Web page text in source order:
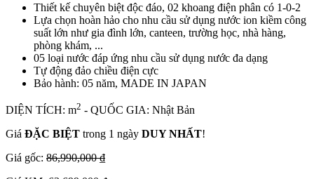
Thiết kế chuyên biệt độc đáo, 02 khoang điện phân có 1-0-2
Lựa chọn hoàn hảo cho nhu cầu sử dụng nước ion kiềm công
suất lớn như gia đình lớn, canteen, trường học, nhà hàng,
phòng khám, ...
05 loại nước đáp ứng nhu cầu sử dụng nước đa dạng
Tự động đảo chiều điện cực
Bảo hành: 05 năm, MADE IN JAPAN
DIỆN TÍCH: m2 - QUỐC GIA: Nhật Bản
Giá ĐẶC BIỆT trong 1 ngày DUY NHẤT!
Giá gốc: 86,990,000 ₫